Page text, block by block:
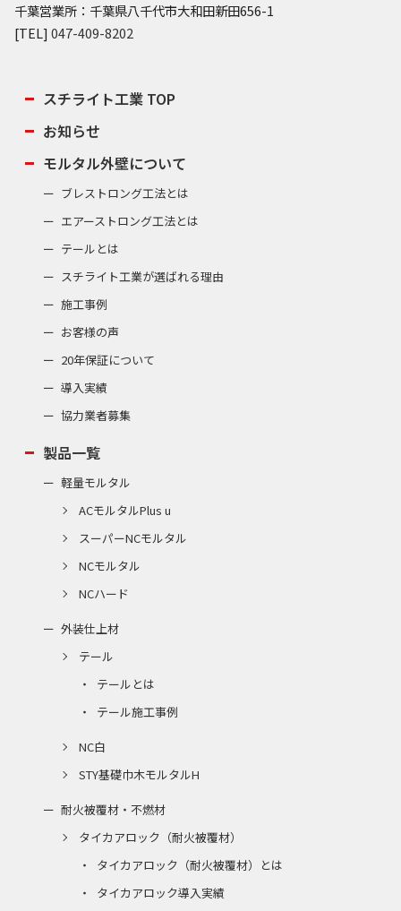
千葉営業所：千葉県八千代市大和田新田656-1
[TEL] 047-409-8202
スチライト工業 TOP
お知らせ
モルタル外壁について
ブレストロング工法とは
エアーストロング工法とは
テールとは
スチライト工業が選ばれる理由
施工事例
お客様の声
20年保証について
導入実績
協力業者募集
製品一覧
軽量モルタル
ACモルタルPlus u
スーパーNCモルタル
NCモルタル
NCハード
外装仕上材
テール
テールとは
テール施工事例
NC白
STY基礎巾木モルタルH
耐火被覆材・不燃材
タイカアロック（耐火被覆材）
タイカアロック（耐火被覆材）とは
タイカアロック導入実績